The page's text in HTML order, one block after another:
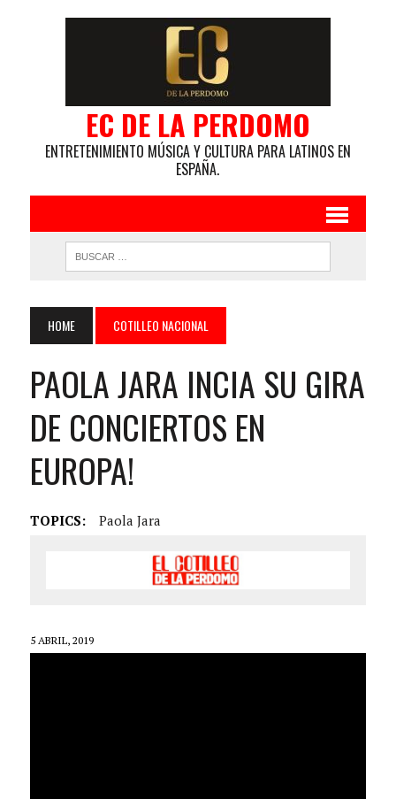
EC DE LA PERDOMO
ENTRETENIMIENTO MÚSICA Y CULTURA PARA LATINOS EN
ESPAÑA.
HOME COTILLEO NACIONAL
PAOLA JARA INCIA SU GIRA
DE CONCIERTOS EN
EUROPA!
TOPICS: Paola Jara
5 ABRIL, 2019